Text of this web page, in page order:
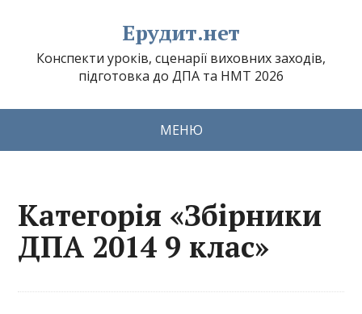
Ерудит.нет
Конспекти уроків, сценарії виховних заходів,
підготовка до ДПА та НМТ 2026
МЕНЮ
Категорія «Збірники
ДПА 2014 9 клас»